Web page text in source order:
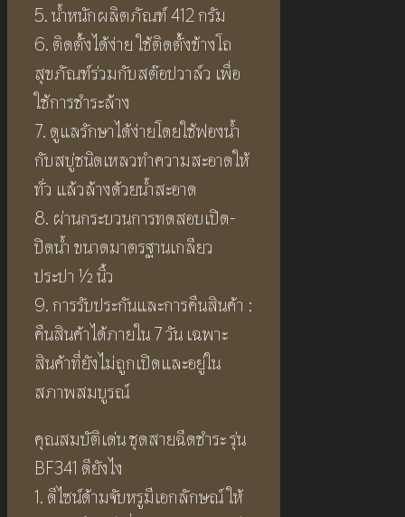
5. น้ำหนักผลิตภัณฑ์ 412 กรัม
6. ติดตั้งได้ง่าย ใช้ติดตั้งข้างโถ
สุขภัณฑ์ร่วมกับสต๊อปวาล์ว เพื่อ
ใช้การชำระล้าง
7. ดูแลรักษาได้ง่ายโดยใช้ฟองน้ำ
กับสบู่ชนิดเหลวทำความสะอาดให้
ทั่ว แล้วล้างด้วยน้ำสะอาด
8. ผ่านกระบวนการทดสอบเปิด-
ปิดน้ำ ขนาดมาตรฐานเกลียว
ประปา ½ นิ้ว
9. การรับประกันและการคืนสินค้า :
คืนสินค้าได้ภายใน 7 วัน เฉพาะ
สินค้าที่ยังไม่ถูกเปิดและอยู่ใน
สภาพสมบูรณ์
คุณสมบัติเด่น ชุดสายฉีดชำระ รุ่น
BF341 ดียังไง
1. ดีไซน์ด้ามจับหรูมีเอกลักษณ์ ให้